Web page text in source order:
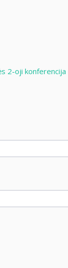
2-oji konferencija